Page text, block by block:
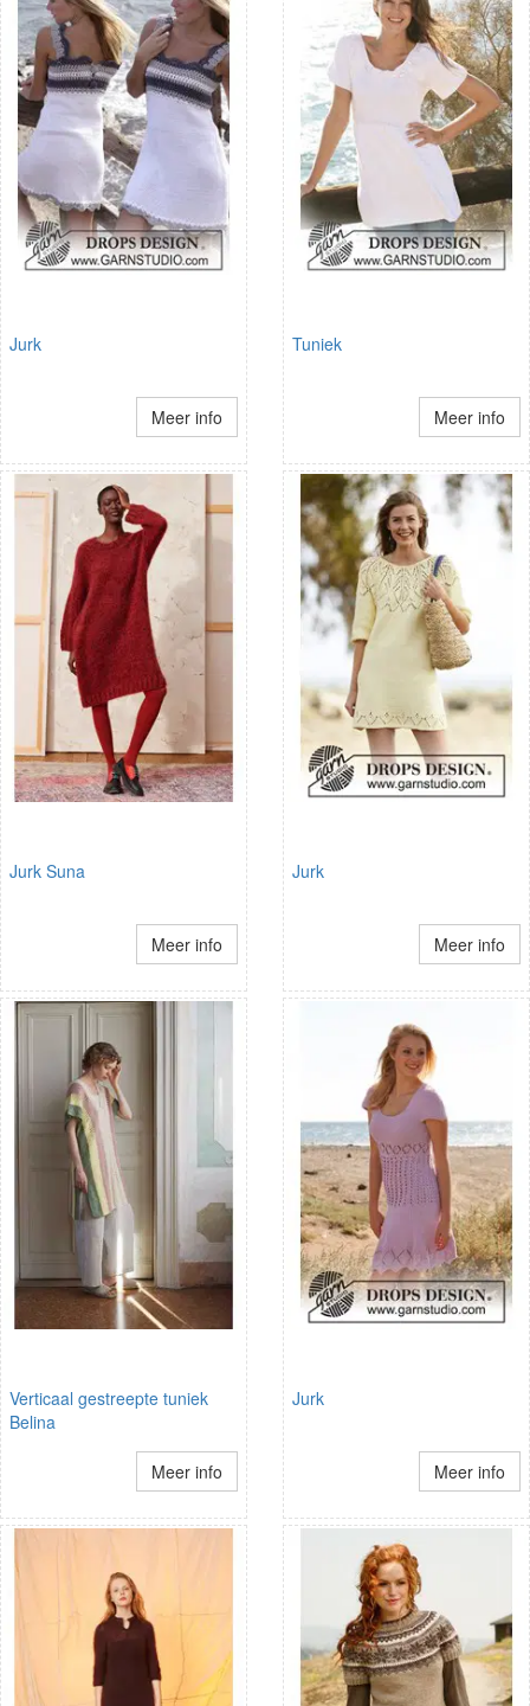
Jurk
Meer info
Tuniek
Meer info
Jurk Suna
Meer info
Jurk
Meer info
Verticaal gestreepte tuniek
Belina
Meer info
Jurk
Meer info